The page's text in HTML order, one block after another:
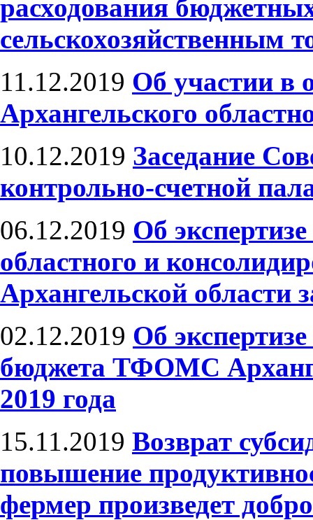
расходования
сельскохозяйственным
11.12.2019 Об участии в
Архангельского
10.12.2019 Заседание
контрольно-счетной
06.12.2019 Об
областного и
Архангельской области
02.12.2019 Об
бюджета ТФОМС
2019 года
15.11.2019 Возврат
повышение
фермер произведет